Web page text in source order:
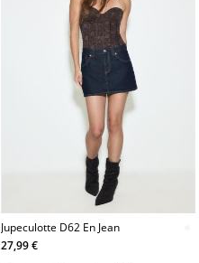
Jupeculotte D62 En Jean
27,99 €